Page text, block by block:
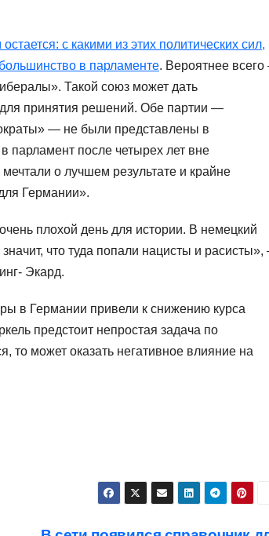
с какими из этих политических сил,
в парламенте. Вероятнее
Такой союз может дать
принятия решений. Обе партии —
— не были представлены в
парламент после четырех лет вне
о лучшем результате и крайне
Германии».
плохой день для истории. В немецкий
что туда попали нацисты и
Экард.
в Германии привели к снижению курса
предстоит непростая задача по
то может оказать негативное влияние на